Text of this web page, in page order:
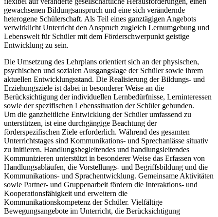
gewachsenen Bildungsanspruch und eine sich verändernde
heterogene Schülerschaft. Als Teil eines ganztägigen Angebots
verwirklicht Unterricht den Anspruch zugleich Lernumgebung und
Lebenswelt für Schüler mit dem Förderschwerpunkt geistige
Entwicklung zu sein.
Die Umsetzung des Lehrplans orientiert sich an der physischen,
psychischen und sozialen Ausgangslage der Schüler sowie ihrem
aktuellen Entwicklungsstand. Die Realisierung der Bildungs- und
Erziehungsziele ist dabei in besonderer Weise an die
Berücksichtigung der individuellen Lernbedürfnisse, Lerninteressen
sowie der spezifischen Lebenssituation der Schüler gebunden.
Um die ganzheitliche Entwicklung der Schüler umfassend zu
unterstützen, ist eine durchgängige Beachtung der
förderspezifischen Ziele erforderlich. Während des gesamten
Unterrichtstages sind Kommunikations- und Sprechanlässe situativ
zu initiieren. Handlungsbegleitendes und handlungsleitendes
Kommunizieren unterstützt in besonderer Weise das Erfassen von
Handlungsabläufen, die Vorstellungs- und Begriffsbildung und die
Kommunikations- und Sprachentwicklung. Gemeinsame Aktivitäten
sowie Partner- und Gruppenarbeit fördern die Interaktions- und
Kooperationsfähigkeit und erweitern die
Kommunikationskompetenz der Schüler. Vielfältige
Bewegungsangebote im Unterricht, die Berücksichtigung